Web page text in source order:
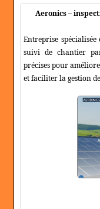
Aeronics –
Entreprise
suivi de chantier
précises pour
et faciliter la gestion